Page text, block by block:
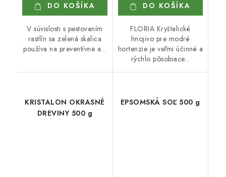
DO KOŠÍKA
V súvislosti s pestovaním
rastlín sa zelená skalica
používa na preventívne a...
DO KOŠÍKA
FLORIA Kryštalické
hnojivo pre modré
hortenzie je veľmi účinné a
rýchlo pôsobiace...
KRISTALON OKRASNÉ
DREVINY 500 g
EPSOMSKÁ SOĽ 500 g